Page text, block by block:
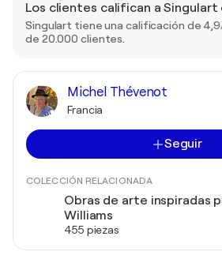
Los clientes califican a Singulart
Singulart tiene una calificación de
de 20.000 clientes.
Michel Thévenot
Francia
Seguir
COLECCIÓN RELACIONADA
Obras de arte inspiradas
Williams
455 piezas